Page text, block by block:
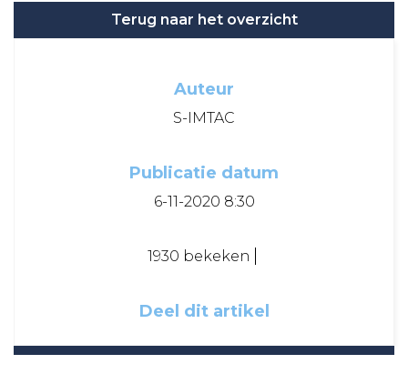
Terug naar het overzicht
Auteur
S-IMTAC
Publicatie datum
6-11-2020 8:30
1930 bekeken
Deel dit artikel